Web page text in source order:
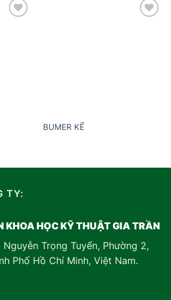
BUMER KẾ
TY:
KHOA HỌC KỸ THUẬT GIA TRẦN
Trọng Tuyển, Phường 2,
Phố Hồ Chí Minh, Việt Nam.